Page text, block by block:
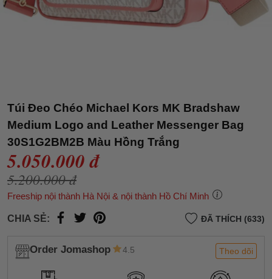
Túi Đeo Chéo Michael Kors MK Bradshaw
Medium Logo and Leather Messenger Bag
30S1G2BM2B Màu Hồng Trắng
5.050.000 đ
5.200.000 đ
Freeship nội thành Hà Nội & nội thành Hồ Chí Minh
CHIA SẺ: ĐÃ THÍCH (633)
Order Jomashop 4.5 Theo dõi